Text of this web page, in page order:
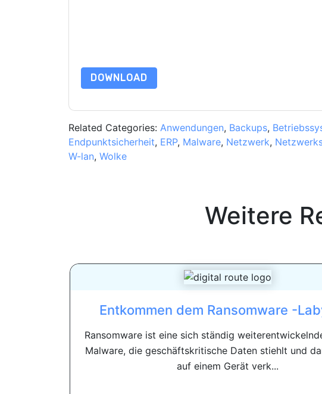
DOWNLOAD
Related Categories: Anwendungen, Backups,
Endpunktsicherheit, ERP, Malware, Netzwerk,
W-lan, Wolke
Weitere
Entkommen dem Ransomware -
Ransomware ist eine sich ständig
Malware, die geschäftskritische Daten stiehlt und
auf einem Gerät verk...